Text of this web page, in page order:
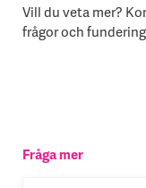
Vill du veta mer?
frågor och
Fråga mer